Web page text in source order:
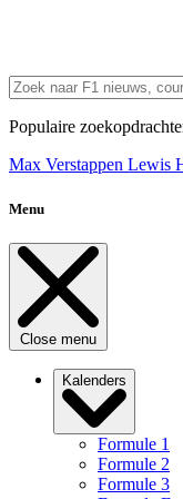
Populaire
Max Verstappen Lewis
Menu
Close menu
Kalenders
Formule 1
Formule 2
Formule 3